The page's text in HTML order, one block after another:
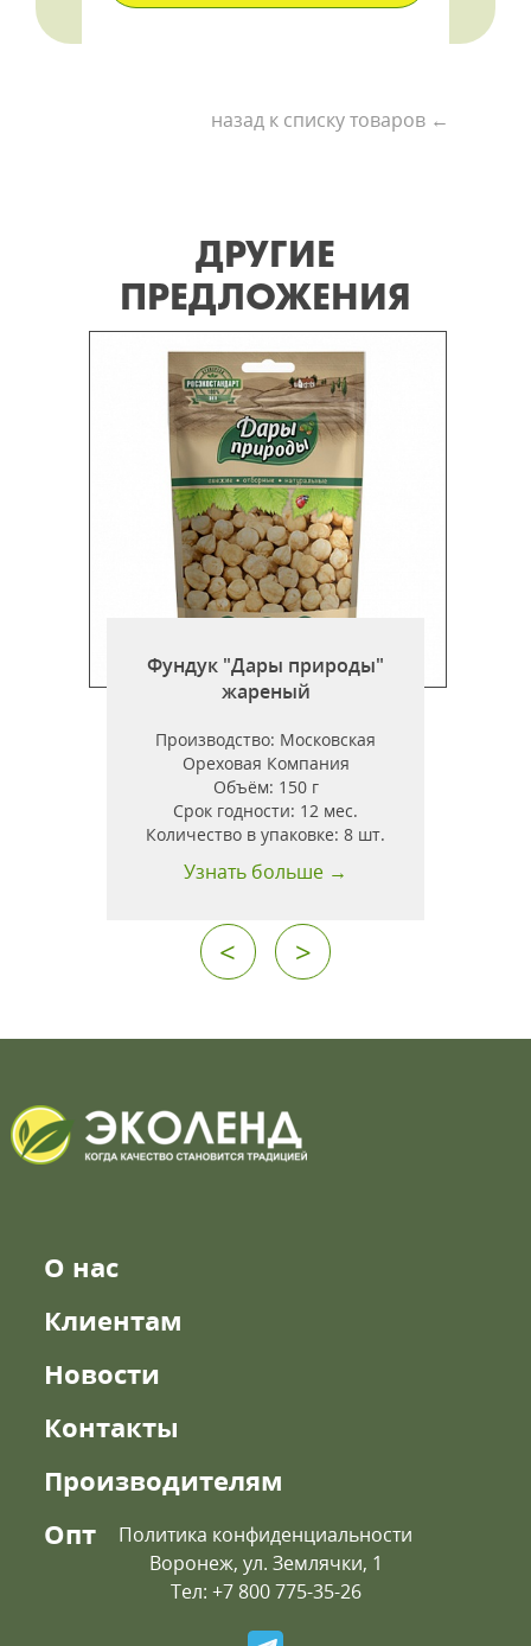
назад к списку товаров ←
ДРУГИЕ
ПРЕДЛОЖЕНИЯ
Фундук "Дары природы"
жареный
Производство: Московская
Ореховая Компания
Объём: 150 г
Срок годности: 12 мес.
Количество в упаковке:8 шт.
Узнать больше →
< >
О нас
Клиентам
Новости
Контакты
Производителям
Опт
Политика конфиденциальности
Воронеж, ул. Землячки, 1
Тел: +7 800 775-35-26